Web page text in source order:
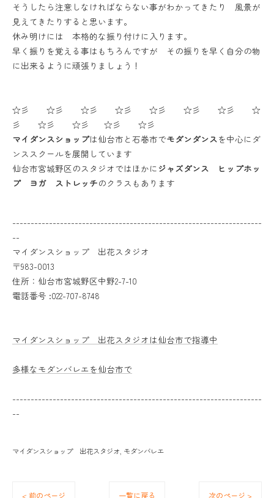
そうしたら注意しなければならない事がわかってきたり 風景が
見えてきたりすると思います。
休み明けには 本格的な振り付けに入ります。
早く振りを覚える事はもちろんですが その振りを早く自分の物
に出来るように頑張りましょう！
☆彡 ☆彡 ☆彡 ☆彡 ☆彡 ☆彡 ☆彡 ☆
彡 ☆彡 ☆彡 ☆彡 ☆彡
マイダンスショップは仙台市と石巻市でモダンダンスを中心にダ
ンススクールを展開しています
仙台市宮城野区のスタジオではほかに ジャズダンス ヒップホッ
プ ヨガ ストレッチのクラスもあります
--------------------------------------------------------------------
--
マイダンスショップ 出花スタジオ
〒983-0013
住所：仙台市宮城野区中野2-7-10
電話番号 :022-707-8748
マイダンスショップ 出花スタジオは仙台市で指導中
多様なモダンバレエを仙台市で
--------------------------------------------------------------------
--
マイダンスショップ 出花スタジオ モダンバレエ
< 前のページ 一覧に戻る 次のページ >